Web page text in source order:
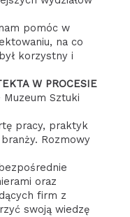
pomóc w
na co
korzystny i
W PROCESIE
Muzeum Sztuki
pracy, praktyk
Rozmowy
oraz
firm z
swoją wiedzę